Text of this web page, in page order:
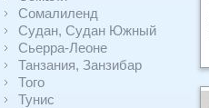
Сомалиленд
Судан, Судан Южный
Сьерра-Леоне
Танзания, Занзибар
Того
Тунис